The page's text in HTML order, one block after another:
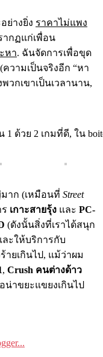
ย่างยิ่ง ราคาไม่แพง
ากฏแก่เพื่อน
หา. ฉันจัดการเพื่อขุด
(ความเป็นจริงอีก “หา
วกเขาเป็นเวลานาน,
1 ด้วย 2 เกมที่ดี, ใน
าก (เหมือนที่ Street
เกาะสายรุ้ง และ PC-
(ดังนั้นสิ่งที่เราได้สนุก
ะให้บริการกับ
ายเกินไป, แม้ว่าผม
, Crush คนต่างด้าว
น่าขยะแขยงเกินไป